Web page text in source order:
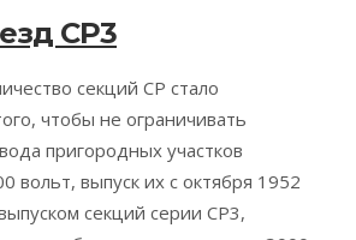
СР3
секций СР стало
чтобы не ограничивать
пригородных участков
вольт, выпуск их с октября 1952
секций серии СР3,